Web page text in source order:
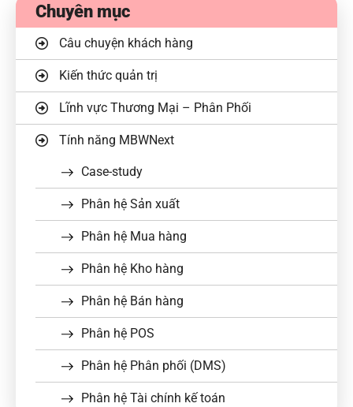
Chuyên mục
Câu chuyện khách hàng
Kiến thức quản trị
Lĩnh vực Thương Mại – Phân Phối
Tính năng MBWNext
Case-study
Phân hệ Sản xuất
Phân hệ Mua hàng
Phân hệ Kho hàng
Phân hệ Bán hàng
Phân hệ POS
Phân hệ Phân phối (DMS)
Phân hệ Tài chính kế toán